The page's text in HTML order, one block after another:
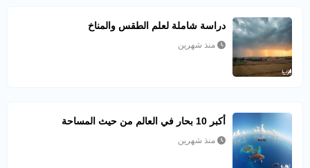
دراسة شاملة لعلم الطقس والمناخ
منذ شهرين
أكبر 10 بحار في العالم من حيث المساحة
منذ شهرين